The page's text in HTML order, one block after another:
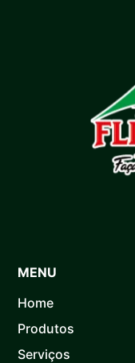
MENU
Home
Produtos
Serviços